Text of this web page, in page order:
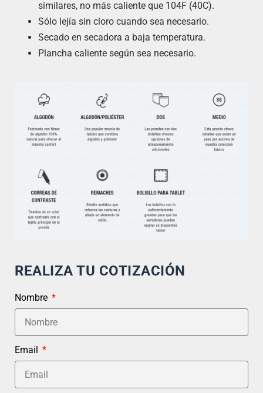
similares, no más caliente que 104F (40C).
Sólo lejía sin cloro cuando sea necesario.
Secado en secadora a baja temperatura.
Plancha caliente según sea necesario.
REALIZA TU COTIZACIÓN
Nombre
Email